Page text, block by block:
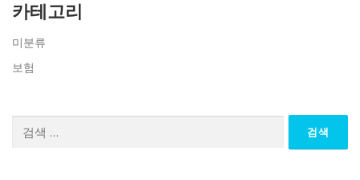
카테고리
미분류
보험